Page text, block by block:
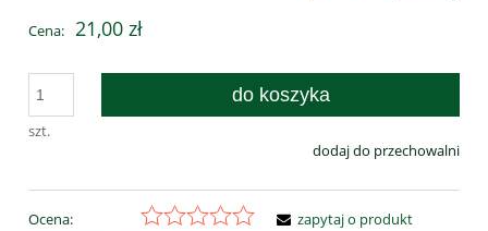
Cena: 21,00 zł
szt.
do koszyka
dodaj do przechowalni
Ocena:
zapytaj o produkt